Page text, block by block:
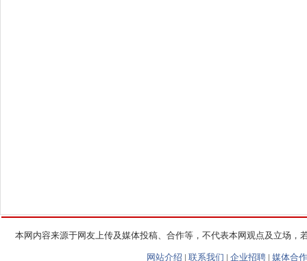
本网内容来源于网友上传及媒体投稿、合作等，不代表本网观点及立场
网站介绍 | 联系我们 | 企业招聘 | 媒体合作